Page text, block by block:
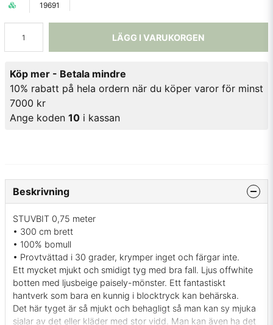
19691
LÄGG I VARUKORGEN
Köp mer - Betala mindre
10% rabatt på hela ordern när du köper varor för minst
7000 kr
Ange koden 10 i kassan
Beskrivning
STUVBIT 0,75 meter
• 300 cm brett
• 100% bomull
• Provtvättad i 30 grader, krymper inget och färgar inte.
Ett mycket mjukt och smidigt tyg med bra fall. Ljus offwhite
botten med ljusbeige paisely-mönster. Ett fantastiskt
hantverk som bara en kunnig i blocktryck kan behärska.
Det här tyget är så mjukt och behagligt så man kan sy mjuka
sjalar av det eller kläder med stor vidd. Man kan även ha det